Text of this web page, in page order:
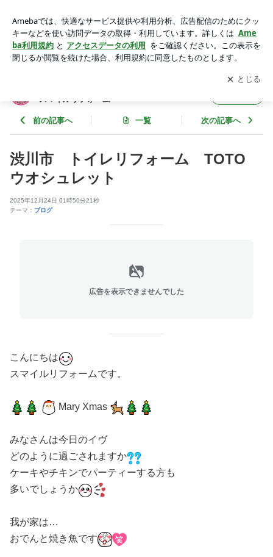
馬県渋川市 水まわりリフォーム専門店 スマイルリフォーム
アプリをダウンロードして ブログの更新通知
を受け取りまし
ょう。
開く
スマイルリフォーム
前の記事へ 一覧 次の記事へ
渋川市 トイレリフォーム TOTO
ウオシュレット
2025年12月24日 01時50分21秒
テーマ： ブログ
広告を表示できませんでした
こんにちは
スマイルリフォームです。
Mary Xmas
みなさんは今日のイヴ
どのように過ごされますか
ケーキやチキンでパーティーする方も
多いでしょうか
我が家は…
おでんと焼き魚です